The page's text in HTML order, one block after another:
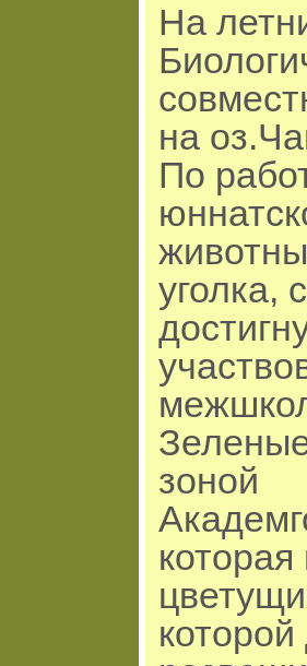
На
на
По
уголка,
зоной